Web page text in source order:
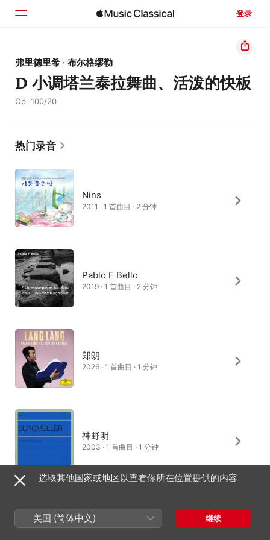
登录
主页
浏览
弗里德里希 · 布尔格缪勒
D 小调塔兰泰拉舞曲、活泼的快板
Op. 100/20
热门录音
Nins
2011 · 1 首曲目 · 2 分钟
Pablo F Bello
2019 · 1 首曲目 · 2 分钟
郎朗
2026 · 1 首曲目 · 1 分钟
神野明
2003 · 1 首曲目 · 1 分钟
宫泽明子
1973 · 1 首曲目 · 1 分钟
选取其他国家或地区以查看你所在位置提供的内容
美国 (简体中文) 继续